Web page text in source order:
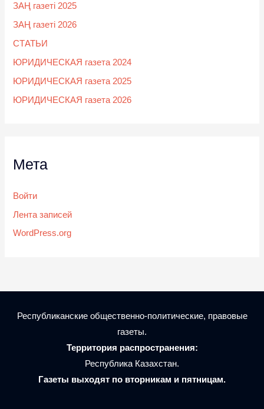
ЗАҢ газеті 2025
ЗАҢ газеті 2026
СТАТЬИ
ЮРИДИЧЕСКАЯ газета 2024
ЮРИДИЧЕСКАЯ газета 2025
ЮРИДИЧЕСКАЯ газета 2026
Мета
Войти
Лента записей
WordPress.org
Республиканские общественно-политические, правовые
газеты.
Территория распространения:
Республика Казахстан.
Газеты выходят по вторникам и пятницам.